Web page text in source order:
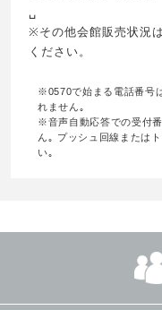
␣
※その他会館販売状況
ください。
※0570で始まる電話番号
れません｡
※音声自動応答での受付
ん｡ プッシュ回線または
い｡